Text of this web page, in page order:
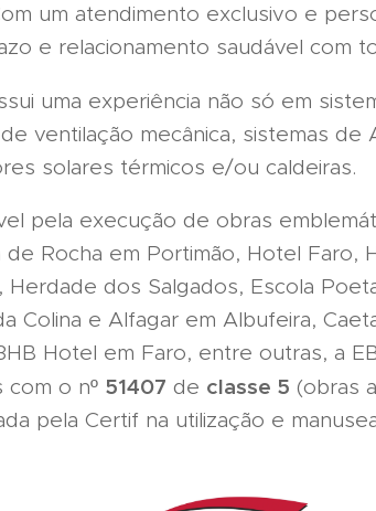
um atendimento exclusivo e
e relacionamento saudável com
uma experiência não só em
ventilação mecânica, sistemas de
solares térmicos e/ou caldeiras.
pela execução de obras
de Rocha em Portimão, Hotel Faro,
Herdade dos Salgados, Escola
Colina e Alfagar em Albufeira,
Hotel em Faro, entre outras, a
com o nº 51407 de classe 5 (obras
pela Certif na utilização e